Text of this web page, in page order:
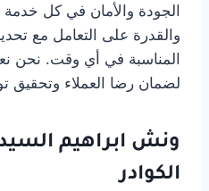
الجودة والأمان في كل خدمة
والقدرة على التعامل مع
المناسبة في أي وقت. نحن
لضمان رضا العملاء وتحقيق
ونش ابراهيم
الكوادر